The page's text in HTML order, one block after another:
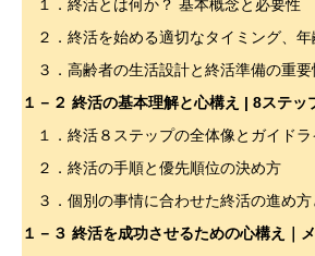
１．終活とは何か？ 基本概念と必要性
２．終活を始める適切なタイミング、年
３．高齢者の生活設計と終活準備の重要
１－２ 終活の基本理解と心構え | 8ステッ
１．終活８ステップの全体像とガイドラ
２．終活の手順と優先順位の決め方
３．個別の事情に合わせた終活の進め方
１－３ 終活を成功させるための心構え｜